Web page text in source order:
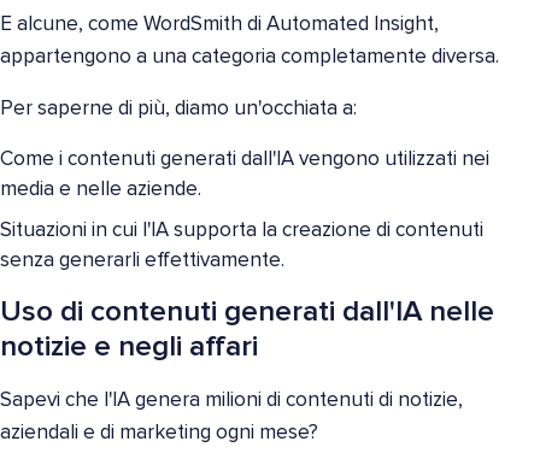
E alcune, come WordSmith di Automated Insight,
appartengono a una categoria completamente diversa.
Per saperne di più, diamo un'occhiata a:
Come i contenuti generati dall'IA vengono utilizzati nei
media e nelle aziende.
Situazioni in cui l'IA supporta la creazione di contenuti
senza generarli effettivamente.
Uso di contenuti generati dall'IA nelle
notizie e negli affari
Sapevi che l'IA genera milioni di contenuti di notizie,
aziendali e di marketing ogni mese?